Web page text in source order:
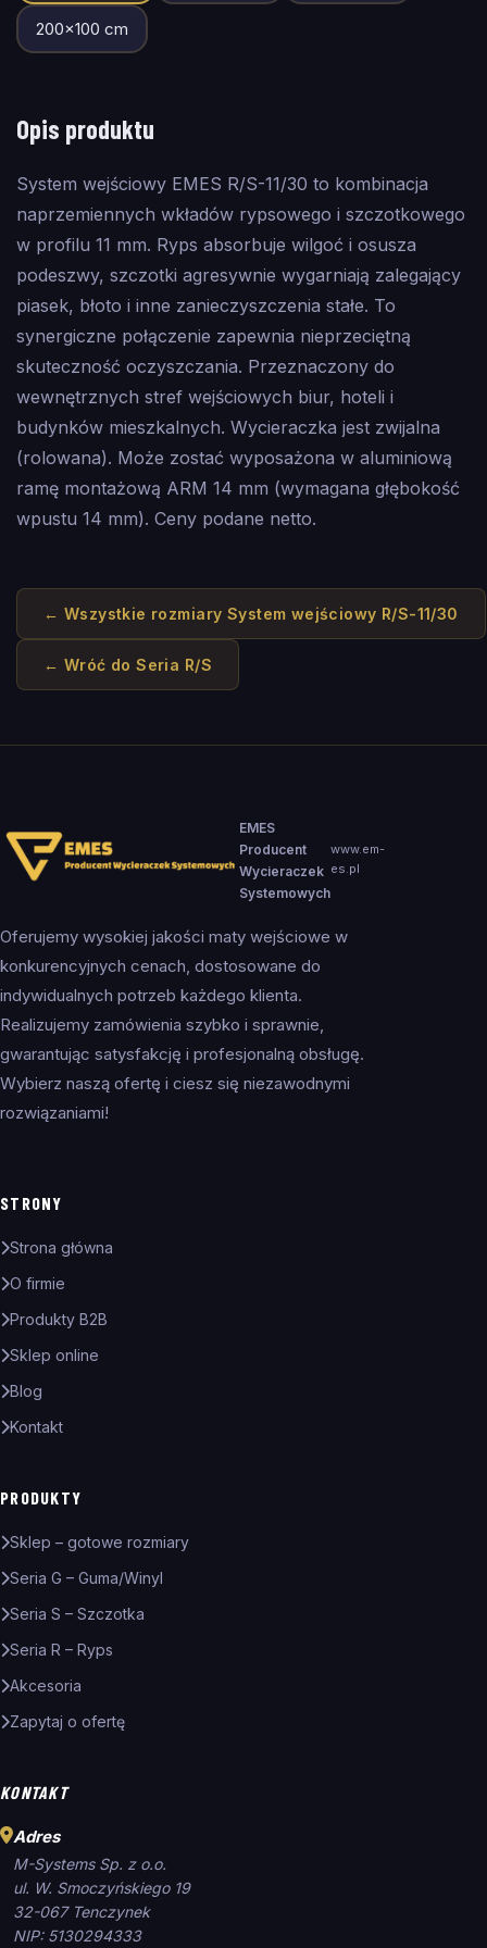
200×100 cm
Opis produktu
System wejściowy EMES R/S-11/30 to kombinacja
naprzemiennych wkładów rypsowego i szczotkowego
w profilu 11 mm. Ryps absorbuje wilgoć i osusza
podeszwy, szczotki agresywnie wygarniają zalegający
piasek, błoto i inne zanieczyszczenia stałe. To
synergiczne połączenie zapewnia nieprzeciętną
skuteczność oczyszczania. Przeznaczony do
wewnętrznych stref wejściowych biur, hoteli i
budynków mieszkalnych. Wycieraczka jest zwijalna
(rolowana). Może zostać wyposażona w aluminiową
ramę montażową ARM 14 mm (wymagana głębokość
wpustu 14 mm). Ceny podane netto.
← Wszystkie rozmiary System wejściowy R/S-11/30
← Wróć doSeria R/S
EMES
Producent
Wycieraczek
Systemowych
www.em-
es.pl
Oferujemy wysokiej jakości maty wejściowe w
konkurencyjnych cenach, dostosowane do
indywidualnych potrzeb każdego klienta.
Realizujemy zamówienia szybko i sprawnie,
gwarantując satysfakcję i profesjonalną obsługę.
Wybierz naszą ofertę i ciesz się niezawodnymi
rozwiązaniami!
STRONY
Strona główna
O firmie
Produkty B2B
Sklep online
Blog
Kontakt
PRODUKTY
Sklep – gotowe rozmiary
Seria G – Guma/Winyl
Seria S – Szczotka
Seria R – Ryps
Akcesoria
Zapytaj o ofertę
KONTAKT
Adres
M-Systems Sp. z o.o.
ul. W. Smoczyńskiego 19
32-067 Tenczynek
NIP: 5130294333